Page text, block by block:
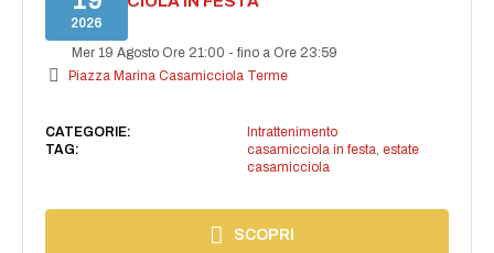
2026
Mer 19 Agosto Ore 21:00 -fino a Ore 23:59
Piazza Marina Casamicciola Terme
CATEGORIE:
Intrattenimento
TAG:
casamicciola in festa estate
casamicciola
SCOPRI